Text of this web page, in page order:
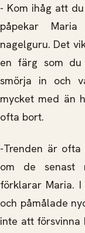
- Kom ihåg att
påpekar Maria
nagelguru. Det
en färg som
smörja in och
mycket med än
ofta bort.
-Trenden är
om de senast
förklarar Maria.
och påmålade
inte att försvinna